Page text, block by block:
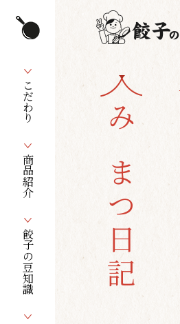
こだわり
商品紹介
餃子の豆知識 みまつ日記